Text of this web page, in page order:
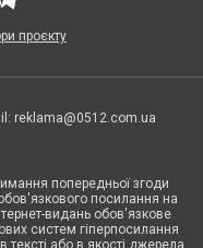
проєкту
reklama@0512.com.ua
попередньої згоди
посилання на
видань обов'язкове
систем гіперпосилання
тексті або в якості джерела.